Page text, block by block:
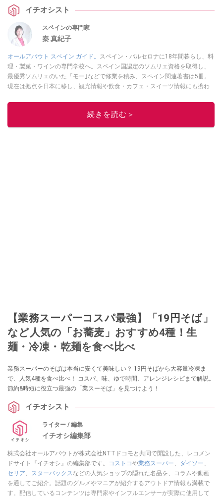
イチオシスト
スペインの専門家
秦 真紀子
オールアバウト スペイン ガイド。 スペイン・バルセロナに18年間暮らし、料
理・製菓・ワインの専門学校へ。スペイン国認定のソムリエ資格を取得し、
最優秀ソムリエのいた「モー｣などで修業を積み、スペイン関連著書は5冊。
現在は拠点を日本に移し、観光情報や飲食・カフェ・スイーツ情報にも携わ
ーツ販売チェーンのおすすめ商品情報も発信。
17州おいしい旅』（‎産業編集センター刊）ほか。
ガイドや、飲食関連の方の視察旅行のコーディネートやガイド、スペインの
続きを読む＞
【業務スーパーコスパ最強】「19円そば」
など人気の「お蕎麦」おすすめ4種！生
麺・冷凍・乾麺を食べ比べ
業務スーパーのそばは本当に安くて美味しい？ 19円そばから大容量冷凍ま
で、人気4種を食べ比べ！ コスパ、味、ゆで時間、アレンジレシピまで解説。
節約&時短に役立つ最強の「業スーそば」を見つけよう！
イチオシスト
ライター / 編集
イチオシ編集部
株式会社オールアバウトが株式会社NTTドコモと共同で開設した、レコメン
ドサイト『イチオシ』の編集部です。
コストコや業務スーパー、 ダイソー、
セリア、 スターバックスなどの人気ショップの隠れた名品を、コラムや動画
を通してご紹介。話題のグルメやマニアが紹介するアウトドア情報も満載で
す。配信しているコンテンツは専門家やインフルエンサーが実際に使用して